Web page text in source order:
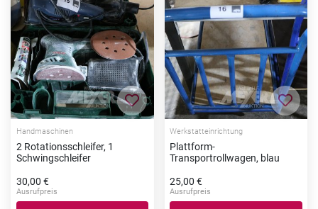
Zur Merkliste hinzufügen
Handmaschinen
2 Rotationsschleifer, 1
Schwingschleifer
30,00 €
Ausrufpreis
Zur
Werkstatteinrichtung
Plattform-
Transportrollwagen, blau
25,00 €
Ausrufpreis